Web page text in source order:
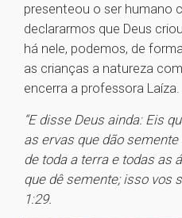
presenteou o ser humano
declararmos que Deus
há nele, podemos, de
as crianças a natureza
encerra a professora Laíza.
“E disse Deus ainda: Eis
as ervas que dão
de toda a terra e todas as
que dê semente; isso vos
1:29.